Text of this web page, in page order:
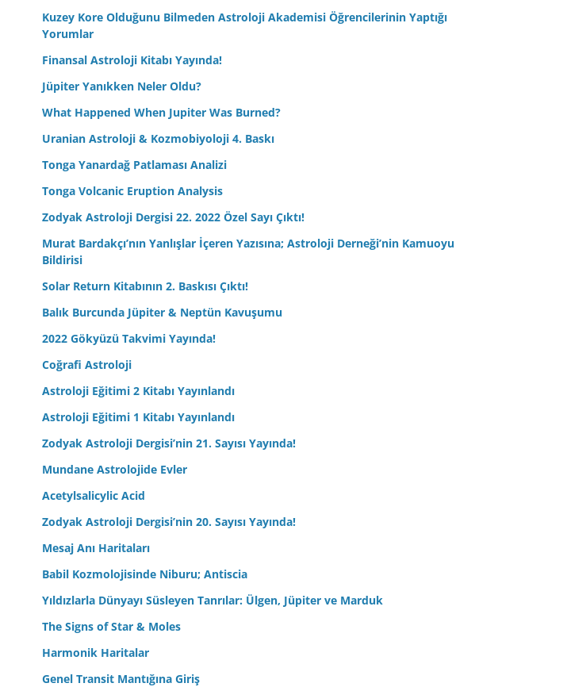
Kuzey Kore Olduğunu Bilmeden Astroloji Akademisi Öğrencilerinin Yaptığı
Yorumlar
Finansal Astroloji Kitabı Yayında!
Jüpiter Yanıkken Neler Oldu?
What Happened When Jupiter Was Burned?
Uranian Astroloji & Kozmobiyoloji 4. Baskı
Tonga Yanardağ Patlaması Analizi
Tonga Volcanic Eruption Analysis
Zodyak Astroloji Dergisi 22. 2022 Özel Sayı Çıktı!
Murat Bardakçı’nın Yanlışlar İçeren Yazısına; Astroloji Derneği’nin Kamuoyu
Bildirisi
Solar Return Kitabının 2. Baskısı Çıktı!
Balık Burcunda Jüpiter & Neptün Kavuşumu
2022 Gökyüzü Takvimi Yayında!
Coğrafi Astroloji
Astroloji Eğitimi 2 Kitabı Yayınlandı
Astroloji Eğitimi 1 Kitabı Yayınlandı
Zodyak Astroloji Dergisi’nin 21. Sayısı Yayında!
Mundane Astrolojide Evler
Acetylsalicylic Acid
Zodyak Astroloji Dergisi’nin 20. Sayısı Yayında!
Mesaj Anı Haritaları
Babil Kozmolojisinde Niburu; Antiscia
Yıldızlarla Dünyayı Süsleyen Tanrılar: Ülgen, Jüpiter ve Marduk
The Signs of Star & Moles
Harmonik Haritalar
Genel Transit Mantığına Giriş